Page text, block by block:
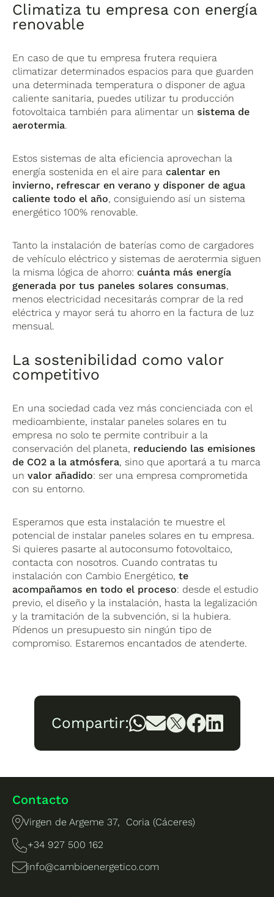
Climatiza tu empresa con energía
renovable
En caso de que tu empresa frutera requiera
climatizar determinados espacios para que guarden
una determinada temperatura o disponer de agua
caliente sanitaria, puedes utilizar tu producción
fotovoltaica también para alimentar unsistema de
aerotermia.
Estos sistemas de alta eficiencia aprovechan la
energía sostenida en el aire paracalentar en
invierno, refrescar en verano y disponer de agua
caliente todo el año, consiguiendo así un sistema
energético 100% renovable.
Tanto la instalación de baterías como de cargadores
de vehículo eléctrico y sistemas de aerotermia siguen
la misma lógica de ahorro:cuánta más energía
generada por tus paneles solares consumas,
menos electricidad necesitarás comprar de la red
eléctrica y mayor será tu ahorro en la factura de luz
mensual.
La sostenibilidad como valor
competitivo
En una sociedad cada vez más concienciada con el
medioambiente, instalar paneles solares en tu
empresa no solo te permite contribuir a la
conservación del planeta, reduciendo las emisiones
de CO2 a la atmósfera, sino que aportará a tu marca
unvalor añadido: ser una empresa comprometida
con su entorno.
Esperamos que esta instalación te muestre el
potencial de instalar paneles solares en tu empresa.
Si quieres pasarte al autoconsumo fotovoltaico,
contacta con nosotros. Cuando contratas tu
instalación con Cambio Energético,te
acompañamos en todo el proceso: desde el estudio
previo, el diseño y la instalación, hasta la legalización
y la tramitación de la subvención, si la hubiera.
Pídenos un presupuesto sin ningún tipo de
compromiso. Estaremos encantados de atenderte.
Compartir:
Contacto
Virgen de Argeme 37, Coria (Cáceres)
+34 927 500 162
info@cambioenergetico.com